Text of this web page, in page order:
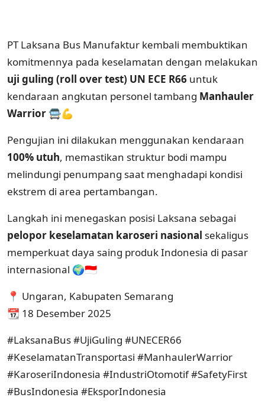
PT Laksana Bus Manufaktur kembali membuktikan
komitmennya pada keselamatan dengan melakukan
uji guling (roll over test) UN ECE R66 untuk
kendaraan angkutan personel tambang Manhauler
Warrior 🚍💪
Pengujian ini dilakukan menggunakan kendaraan
100% utuh, memastikan struktur bodi mampu
melindungi penumpang saat menghadapi kondisi
ekstrem di area pertambangan.
Langkah ini menegaskan posisi Laksana sebagai
pelopor keselamatan karoseri nasional sekaligus
memperkuat daya saing produk Indonesia di pasar
internasional 🌍🇮🇩
📍 Ungaran, Kabupaten Semarang
📆 18 Desember 2025
#LaksanaBus #UjiGuling #UNECER66
#KeselamatanTransportasi #ManhaulerWarrior
#KaroseriIndonesia #IndustriOtomotif #SafetyFirst
#BusIndonesia #EksporIndonesia